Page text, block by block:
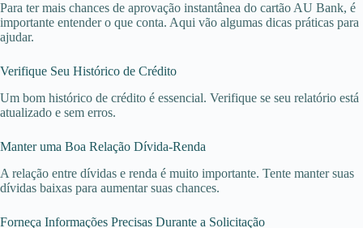
Para ter mais chances de aprovação instantânea do cartão AU Bank, é
importante entender o que conta. Aqui vão algumas dicas práticas para
ajudar.
Verifique Seu Histórico de Crédito
Um bom histórico de crédito é essencial. Verifique se seu relatório está
atualizado e sem erros.
Manter uma Boa Relação Dívida-Renda
A relação entre dívidas e renda é muito importante. Tente manter suas
dívidas baixas para aumentar suas chances.
Forneça Informações Precisas Durante a Solicitação